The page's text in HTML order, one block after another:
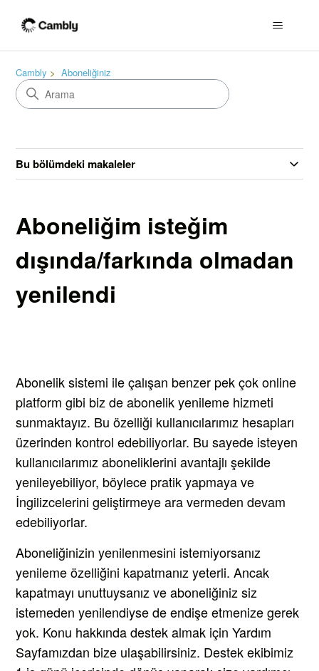
Cambly Aboneliğiniz
Bu bölümdeki makaleler
Aboneliğim isteğim
dışında/farkında olmadan
yenilendi
Abonelik sistemi ile çalışan benzer pek çok online
platform gibi biz de abonelik yenileme hizmeti
sunmaktayız. Bu özelliği kullanıcılarımız hesapları
üzerinden kontrol edebiliyorlar. Bu sayede isteyen
kullanıcılarımız aboneliklerini avantajlı şekilde
yenileyebiliyor, böylece pratik yapmaya ve
İngilizcelerini geliştirmeye ara vermeden devam
edebiliyorlar.
Aboneliğinizin yenilenmesini istemiyorsanız
yenileme özelliğini kapatmanız yeterli. Ancak
kapatmayı unuttuysanız ve aboneliğiniz siz
istemeden yenilendiyse de endişe etmenize gerek
yok. Konu hakkında destek almak için Yardım
Sayfamızdan bize ulaşabilirsiniz. Destek ekibimiz